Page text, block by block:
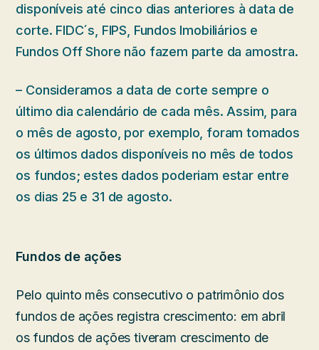
disponíveis até cinco dias anteriores à data de
corte. FIDC´s, FIPS, Fundos Imobiliários e
Fundos Off Shore não fazem parte da amostra.
– Consideramos a data de corte sempre o
último dia calendário de cada mês. Assim, para
o mês de agosto, por exemplo, foram tomados
os últimos dados disponíveis no mês de todos
os fundos; estes dados poderiam estar entre
os dias 25 e 31 de agosto.
Fundos de ações
Pelo quinto mês consecutivo o patrimônio dos
fundos de ações registra crescimento: em abril
os fundos de ações tiveram crescimento de